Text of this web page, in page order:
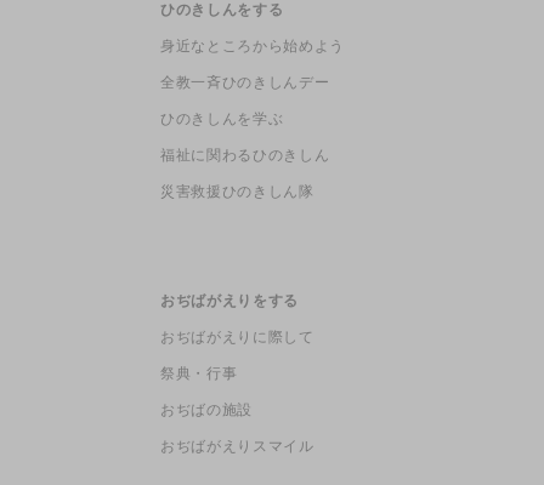
ひのきしんをする
身近なところから始めよう
全教一斉ひのきしんデー
ひのきしんを学ぶ
福祉に関わるひのきしん
災害救援ひのきしん隊
おぢばがえりをする
おぢばがえりに際して
祭典・行事
おぢばの施設
おぢばがえりスマイル